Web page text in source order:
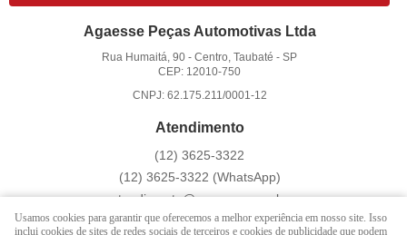
Agaesse Peças Automotivas Ltda
Rua Humaitá, 90 -Centro, Taubaté -SP
CEP: 12010-750
CNPJ: 62.175.211/0001-12
Atendimento
(12) 3625-3322
(12) 3625-3322 (WhatsApp)
atendimento@agaesse.com.br
Usamos cookies para garantir que oferecemos a melhor experiência em nosso site. Isso
inclui cookies de sites de redes sociais de terceiros e cookies de publicidade que podem